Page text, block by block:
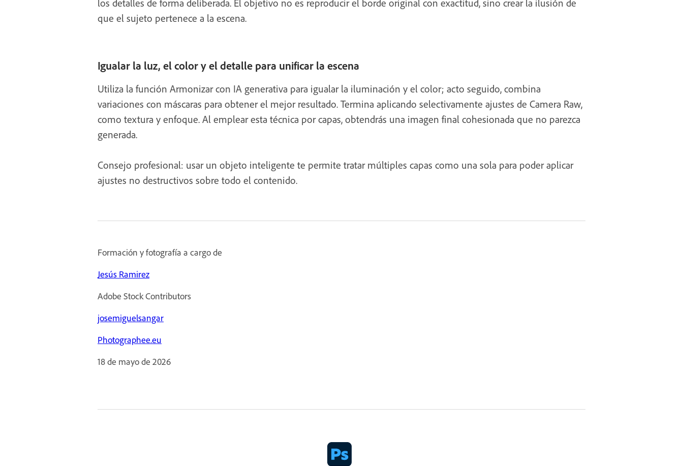
los detalles de forma deliberada. El objetivo no es reproducir el borde original con exactitud, sino crear la ilusión de
que el sujeto pertenece a la escena.
Igualar la luz, el color y el detalle para unificar la escena
Utiliza la función Armonizar con IA generativa para igualar la iluminación y el color; acto seguido, combina
variaciones con máscaras para obtener el mejor resultado. Termina aplicando selectivamente ajustes de Camera Raw,
como textura y enfoque. Al emplear esta técnica por capas, obtendrás una imagen final cohesionada que no parezca
generada.
Consejo profesional: usar un objeto inteligente te permite tratar múltiples capas como una sola para poder aplicar
ajustes no destructivos sobre todo el contenido.
Formación y fotografía a cargo de
Jesús Ramirez
Adobe Stock Contributors
josemiguelsangar
Photographee.eu
18 de mayo de 2026